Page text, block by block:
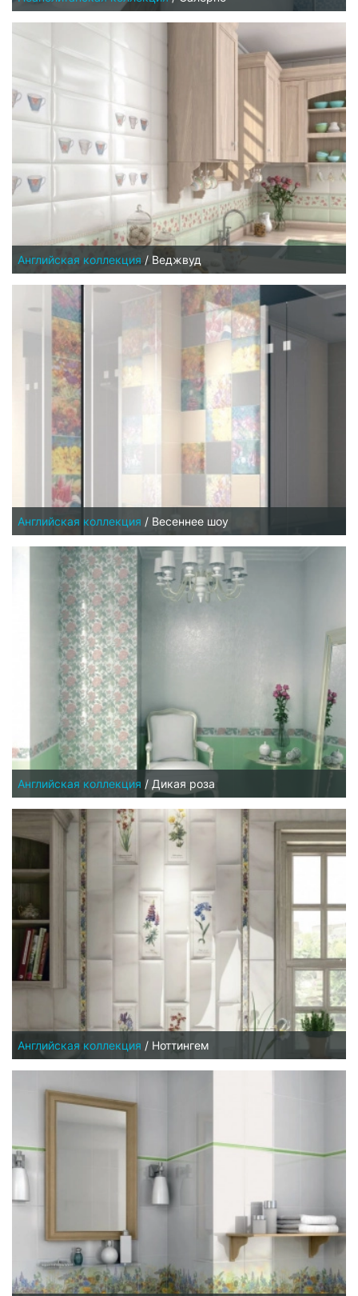
Английская коллекция / Веджвуд
Английская коллекция / Весеннее шоу
Английская коллекция / Дикая роза
Английская коллекция / Ноттингем